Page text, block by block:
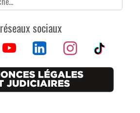
réseaux sociaux